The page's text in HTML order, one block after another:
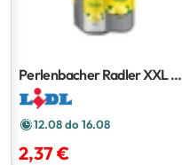
Perlenbacher Radler XXL4 x
0.5 l
12.08 do 16.08
2,37 €